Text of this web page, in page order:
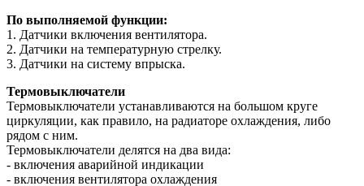
По выполняемой функции:
1. Датчики включения вентилятора.
2. Датчики на температурную стрелку.
3. Датчики на систему впрыска.
Термовыключатели
Термовыключатели устанавливаются на большом круге
циркуляции, как правило, на радиаторе охлаждения, либо
рядом с ним.
Термовыключатели делятся на два вида:
- включения аварийной индикации
- включения вентилятора охлаждения